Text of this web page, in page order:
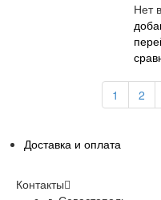
Нет
1 2
Доставка и оплата
Контакты